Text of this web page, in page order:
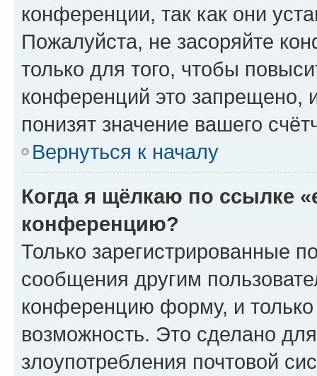
конференции, так как они
Пожалуйста, не засоряйте
только для того, чтобы
конференций это запрещено,
понизят значение вашего
Вернуться к началу
Когда я щёлкаю по ссылке
конференцию?
Только зарегистрированные
сообщения другим
конференцию форму, и
возможность. Это сделано
злоупотребления почтовой